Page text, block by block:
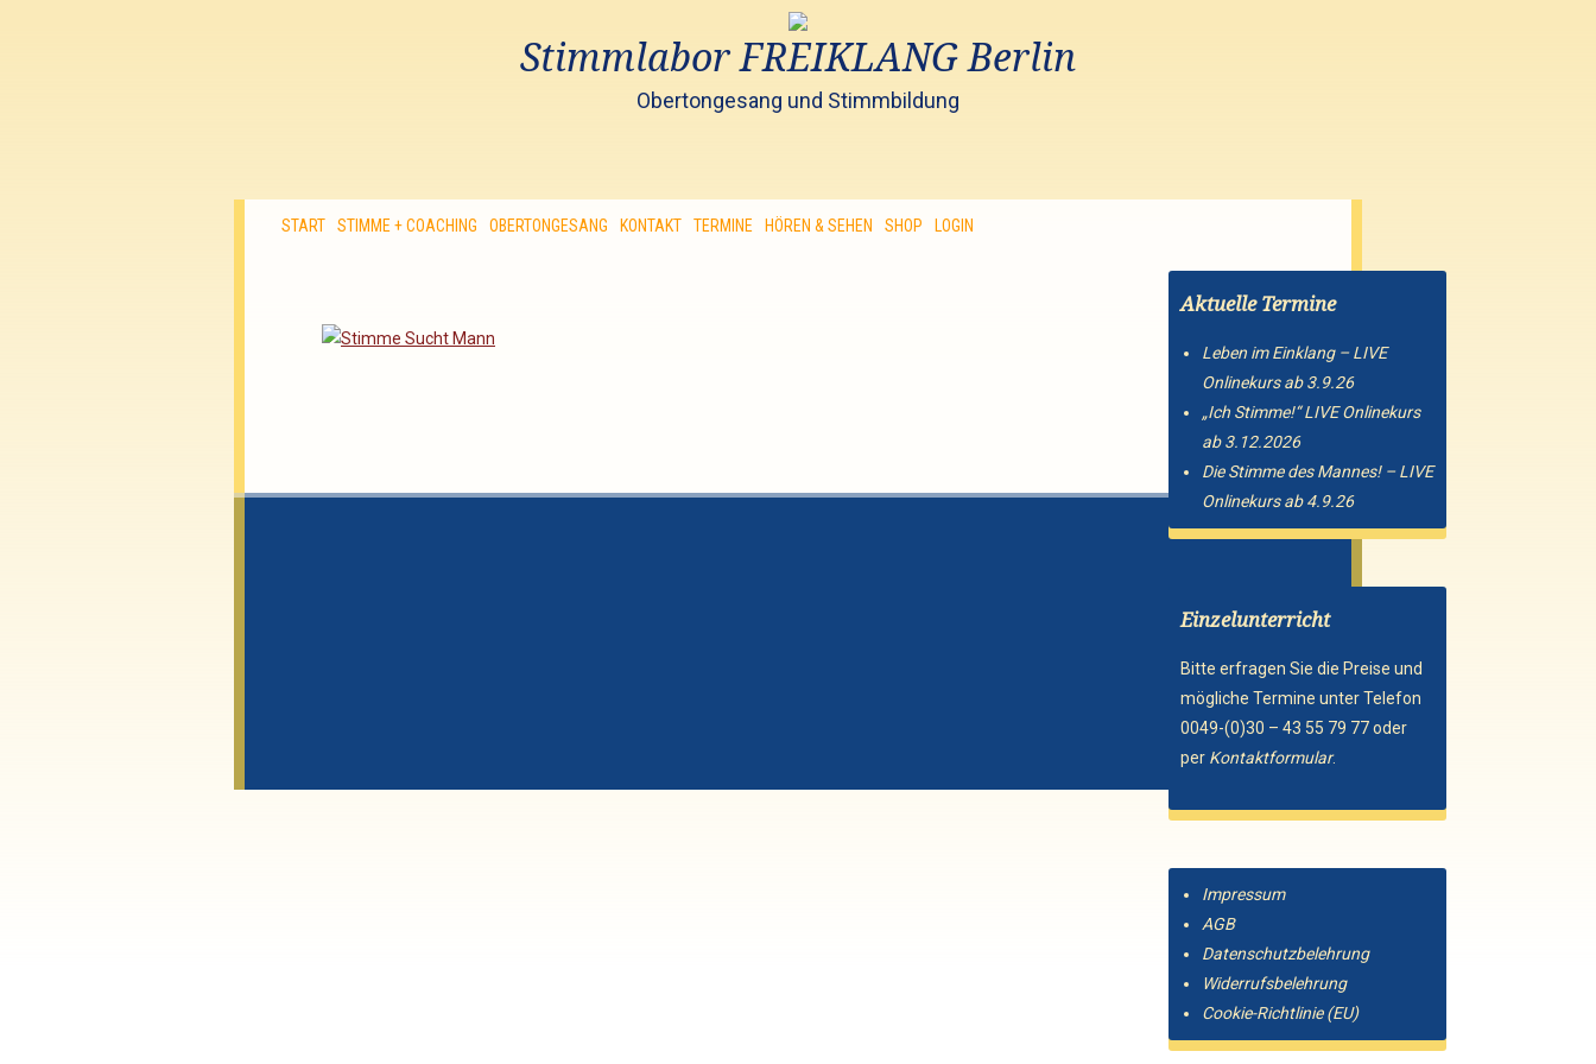
Stimmlabor FREIKLANG Berlin
Obertongesang und Stimmbildung
START STIMME + COACHING OBERTONGESANG KONTAKT TERMINE HÖREN & SEHEN SHOP LOGIN
Aktuelle Termine
Leben im Einklang – LIVE
Onlinekurs ab 3.9.26
„Ich Stimme!“ LIVE Onlinekurs
ab 3.12.2026
Die Stimme des Mannes! – LIVE
Onlinekurs ab 4.9.26
Einzelunterricht
Bitte erfragen Sie die Preise und
mögliche Termine unter Telefon
0049-(0)30 – 43 55 79 77 oder
per Kontaktformular.
Impressum
AGB
Datenschutzbelehrung
Widerrufsbelehrung
Cookie-Richtlinie (EU)